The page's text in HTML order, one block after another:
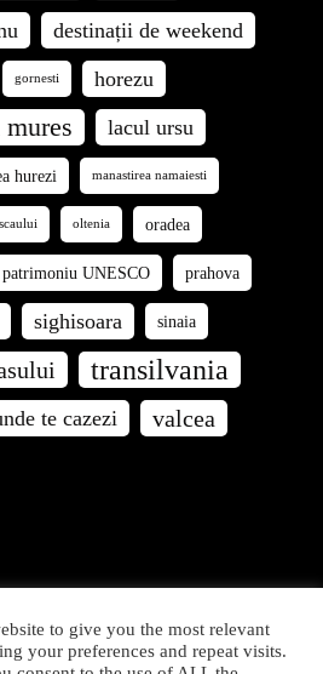
destinații de weekend
gornesti horezu
lacul ursu
hurezi manastirea namaiesti
oltenia oradea
patrimoniu UNESCO prahova
sighisoara sinaia
transilvania
te cazezi valcea
2021. Articolele și fotografiile de
to give you the most relevant
your preferences and repeat visits.